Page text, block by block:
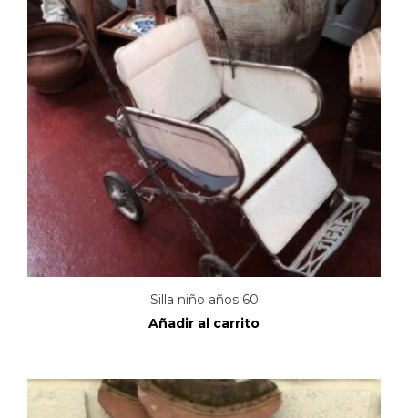
Silla niño años 60
Añadir al carrito